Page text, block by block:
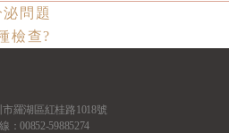
問題
檢查?
羅湖區紅桂路1018號
：00852-59885274